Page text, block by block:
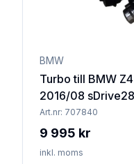
BMW
Turbo till BMW
2016/08
Art.nr: 707840
9 995 kr
inkl. moms